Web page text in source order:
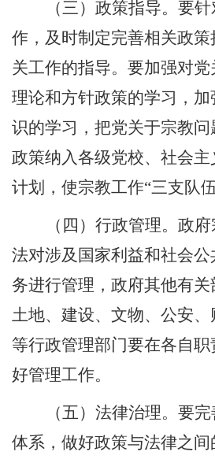
（三）政策指导。要
作，及时制定完善相关政
关工作的指导。要加强对
理论和方针政策的学习，
识的学习，把党关于宗教
政策纳入各级党校、社会主
计划，使宗教工作“三支队
（四）行政管理。政
法对涉及国家利益和社会
务进行管理，政府其他有关
土地、建设、文物、公安
等行政管理部门要在各自
好管理工作。
（五）法律治理。要
体系，做好政策与法律之